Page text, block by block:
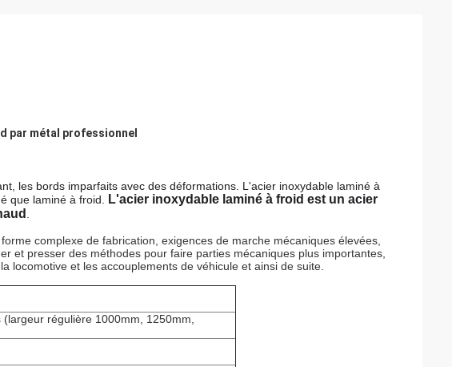
par métal professionnel
les bords imparfaits avec des déformations. L'acier inoxydable laminé à
que laminé à froid.
L'acier inoxydable laminé à froid est un acier
complexe de fabrication, exigences de marche mécaniques élevées,
et presser des méthodes pour faire parties mécaniques plus importantes,
locomotive et les accouplements de véhicule et ainsi de suite.
régulière 1000mm, 1250mm,